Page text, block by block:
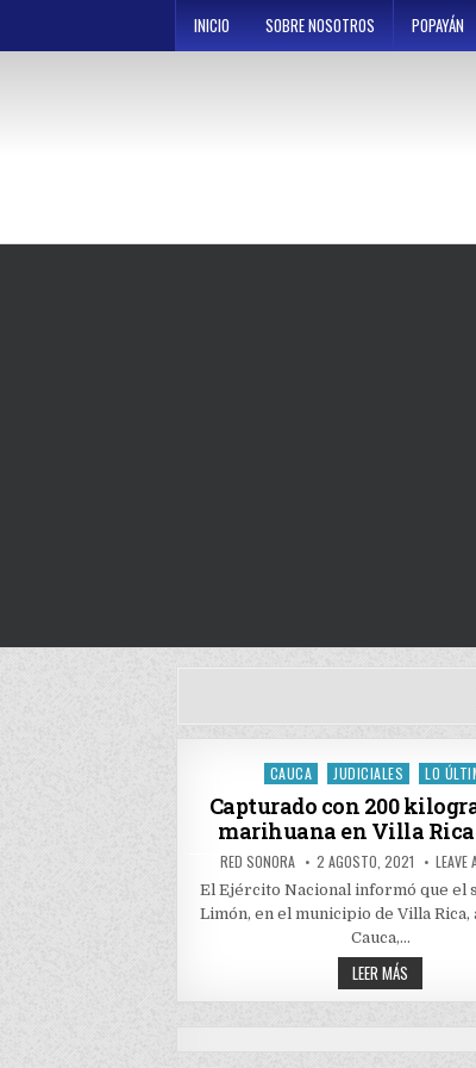
INICIO SOBRE NOSOTROS POPAYÁN
Posted
CAUCA JUDICIALES LO
Capturado con 200
marihuana en Villa Rica
AUTHOR:
RED SONORA PUBLISHED
DATE:
2 AGOSTO, 2021 LEAVE
El Ejército Nacional informó que el
Limón, en el municipio de Villa
Cauca,…
LEER MÁS
CON
200